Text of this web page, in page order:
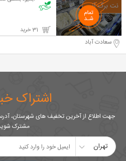
سعادت آباد
اشتراک
جهت اطلاع از آخرین تخفیف های شهرستان، آدرس
مشترک
تهران